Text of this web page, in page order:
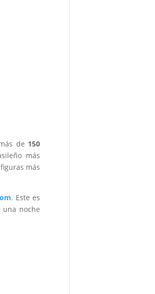
de 150
más
más
. Este es
noche